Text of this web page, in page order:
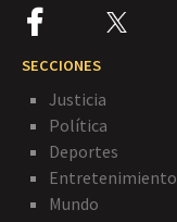
SECCIONES
Justicia
Política
Deportes
Entretenimiento
Mundo